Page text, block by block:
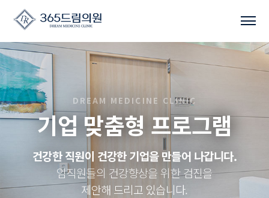
DREAM MEDICINE CLINIC
기업 맞춤형 프로그램
건강한 직원이 건강한 기업을 만들어 나갑니다.
임직원들의 건강향상을 위한 검진을
제안해 드리고 있습니다.